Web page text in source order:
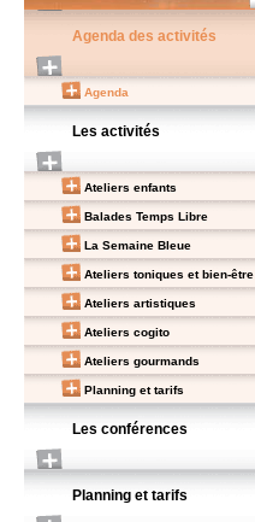
Agenda des activités
Agenda
Les activités
Ateliers enfants
Balades Temps Libre
La Semaine Bleue
Ateliers toniques et bien-être
Ateliers artistiques
Ateliers cogito
Ateliers gourmands
Planning et tarifs
Les conférences
Planning et tarifs